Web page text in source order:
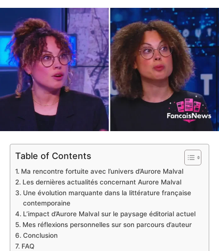
Table of Contents
Ma rencontre fortuite avec l’univers d’Aurore Malval
Les dernières actualités concernant Aurore Malval
Une évolution marquante dans la littérature française
contemporaine
L’impact d’Aurore Malval sur le paysage éditorial actuel
Mes réflexions personnelles sur son parcours d’auteur
Conclusion
FAQ